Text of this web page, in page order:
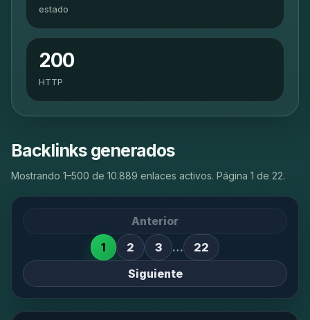
estado
200
HTTP
Backlinks generados
Mostrando 1–500 de 10.889 enlaces activos. Página 1 de 22.
Anterior
1
2 3 …
22
Siguiente